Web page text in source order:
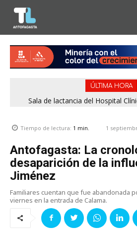
ÚLTIMA HORA
Sala de lactancia del Hospital
Tiempo de lectura: 1 min. 1
Antofagasta: La
desaparición de la
Jiménez
Familiares cuentan que fue abandonada
viernes en la entrada de Calama.